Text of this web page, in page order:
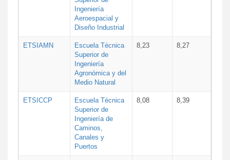
Ingeniería
Aeroespacial y
Diseño Industrial
ETSIAMN
Escuela Técnica
Superior de
Ingeniería
Agronómica y del
Medio Natural
8,23 8,27
ETSICCP
Escuela Técnica
Superior de
Ingeniería de
Caminos,
Canales y
Puertos
8,08 8,39